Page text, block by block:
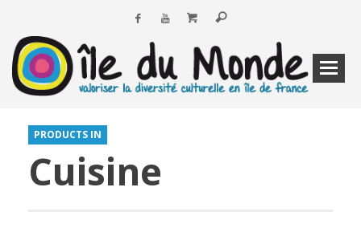
PRODUCTS IN
Cuisine